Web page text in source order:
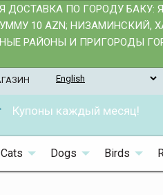
ДОСТАВКА ПО ГОРОДУ
10 AZN; НИЗАМИНСКИЙ,
РАЙОНЫ И ПРИГОРОДЫ
Купоны каждый месяц!
Cats Dogs Birds